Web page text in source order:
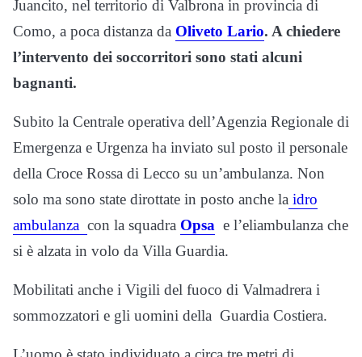
Juancito, nel territorio di Valbrona in provincia di
Como, a poca distanza da Oliveto Lario. A chiedere
l’intervento dei soccorritori sono stati alcuni
bagnanti.
Subito la Centrale operativa dell’Agenzia Regionale di
Emergenza e Urgenza ha inviato sul posto il personale
della Croce Rossa di Lecco su un’ambulanza. Non
solo ma sono state dirottate in posto anche la idro
ambulanza con la squadra Opsa e l’eliambulanza che
si è alzata in volo da Villa Guardia.
Mobilitati anche i Vigili del fuoco di Valmadrera i
sommozzatori e gli uomini della Guardia Costiera.